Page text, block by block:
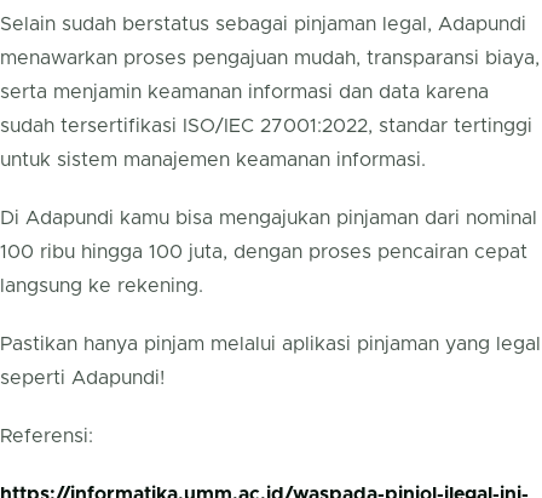
Selain sudah berstatus sebagai pinjaman legal, Adapundi
menawarkan proses pengajuan mudah, transparansi biaya,
serta menjamin keamanan informasi dan data karena
sudah tersertifikasi ISO/IEC 27001:2022, standar tertinggi
untuk sistem manajemen keamanan informasi.
Di Adapundi kamu bisa mengajukan pinjaman dari nominal
100 ribu hingga 100 juta, dengan proses pencairan cepat
langsung ke rekening.
Pastikan hanya pinjam melalui aplikasi pinjaman yang legal
seperti Adapundi!
Referensi: